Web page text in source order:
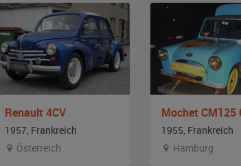
Renault 4CV
1957, Frankreich
Österreich
1955, Frankreich
Hamburg